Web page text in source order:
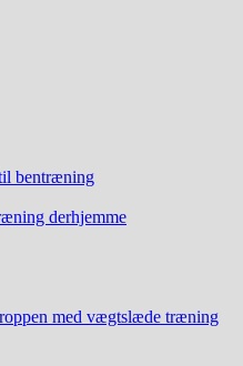
bentræning
derhjemme
med vægtslæde træning